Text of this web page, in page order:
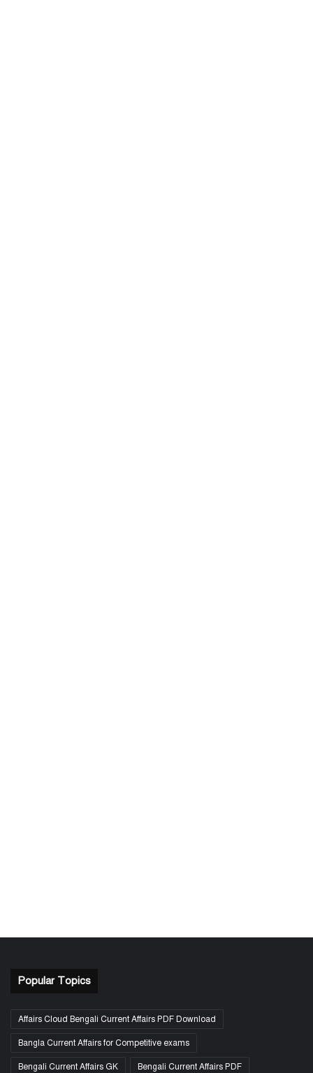
Popular Topics
Affairs Cloud Bengali Current Affairs PDF Download
Bangla Current Affairs for Competitive exams
Bengali Current Affairs GK Bengali Current Affairs PDF